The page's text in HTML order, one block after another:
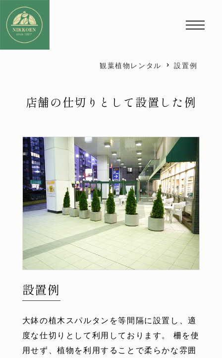
観葉植物レンタル 設置例
店舗の仕切りとして設置した例
設置例
大鉢の植木スパルタンを等間隔に設置し、適
度な仕切りとして利用しております。 柵を使
用せず、植物を利用することで柔らかな雰囲